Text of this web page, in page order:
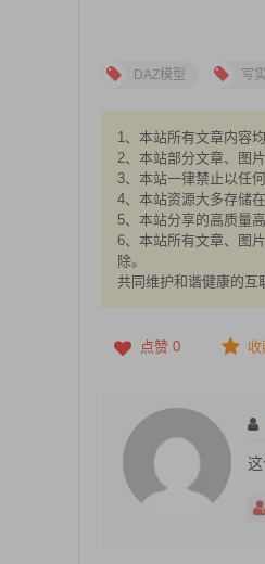
DAZ模型 写
1、本站所有文章内容
2、本站部分文章、图
3、本站一律禁止以任
4、本站资源大多存储
5、本站分享的高质量
6、本站所有文章、图
除。
共同维护和谐健康的互
点赞 0